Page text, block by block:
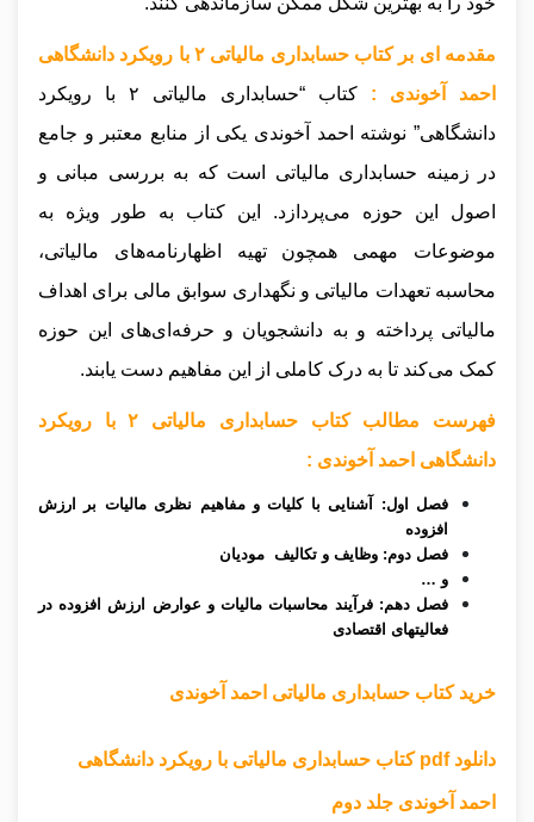
مقدمه ای بر کتاب حسابداری مالیاتی ۲ با رویکرد دانشگاهی
احمد آخوندی :
کتاب “حسابداری مالیاتی ۲ با رویکرد
دانشگاهی” نوشته احمد آخوندی یکی از منابع معتبر و جامع
در زمینه حسابداری مالیاتی است که به بررسی مبانی و
اصول این حوزه می‌پردازد. این کتاب به طور ویژه به
موضوعات مهمی همچون تهیه اظهارنامه‌های مالیاتی،
محاسبه تعهدات مالیاتی و نگهداری سوابق مالی برای اهداف
مالیاتی پرداخته و به دانشجویان و حرفه‌ای‌های این حوزه
کمک می‌کند تا به درک کاملی از این مفاهیم دست یابند.
فهرست مطالب کتاب حسابداری مالیاتی ۲ با رویکرد
دانشگاهی احمد آخوندی :
فصل اول: آشنایی با کلیات و مفاهیم نظری مالیات بر ارزش
افزوده
فصل دوم: وظایف و تکالیف مودیان
و …
فصل دهم: فرآیند محاسبات مالیات و عوارض ارزش افزوده در
فعالیتهای اقتصادی
خرید کتاب حسابداری مالیاتی احمد آخوندی
دانلود pdf کتاب حسابداری مالیاتی با رویکرد دانشگاهی
احمد آخوندی جلد دوم